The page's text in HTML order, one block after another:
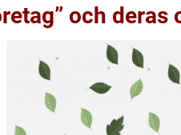
och deras